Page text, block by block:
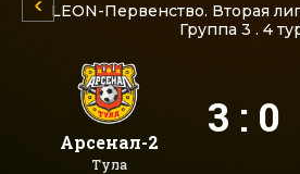
LEON-Первенство. Вторая
Группа 3 . 4
Арсенал-2
Тула
3 : 0